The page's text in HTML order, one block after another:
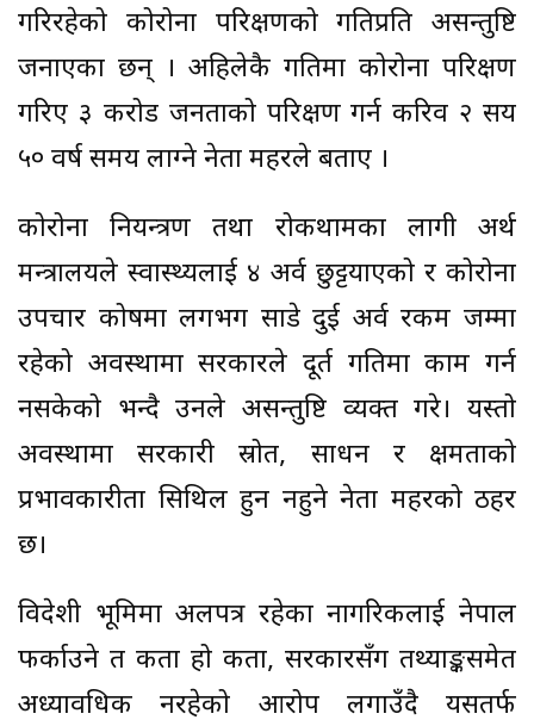
गरिरहेको कोरोना परिक्षणको गतिप्रति असन्तुष्टि
जनाएका छन् । अहिलेकै गतिमा कोरोना परिक्षण
गरिए ३ करोड जनताको परिक्षण गर्न करिव २ सय
५० वर्ष समय लाग्ने नेता महरले बताए ।
कोरोना नियन्त्रण तथा रोकथामका लागी अर्थ
मन्त्रालयले स्वास्थ्यलाई ४ अर्व छुट्टयाएको र कोरोना
उपचार कोषमा लगभग साडे दुई अर्व रकम जम्मा
रहेको अवस्थामा सरकारले दूर्त गतिमा काम गर्न
नसकेको भन्दै उनले असन्तुष्टि व्यक्त गरे। यस्तो
अवस्थामा सरकारी स्रोत, साधन र क्षमताको
प्रभावकारीता सिथिल हुन नहुने नेता महरको ठहर
छ।
विदेशी भूमिमा अलपत्र रहेका नागरिकलाई नेपाल
फर्काउने त कता हो कता, सरकारसँग तथ्याङ्कसमेत
अध्यावधिक नरहेको आरोप लगाउँदै यसतर्फ